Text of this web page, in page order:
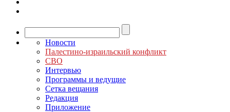
Новости
Палестино-израильский конфликт
СВО
Интервью
Программы и ведущие
Сетка вещания
Редакция
Приложение